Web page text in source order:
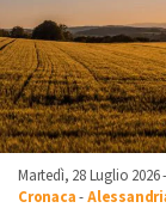
Martedì, 28 Luglio 2026
Cronaca-